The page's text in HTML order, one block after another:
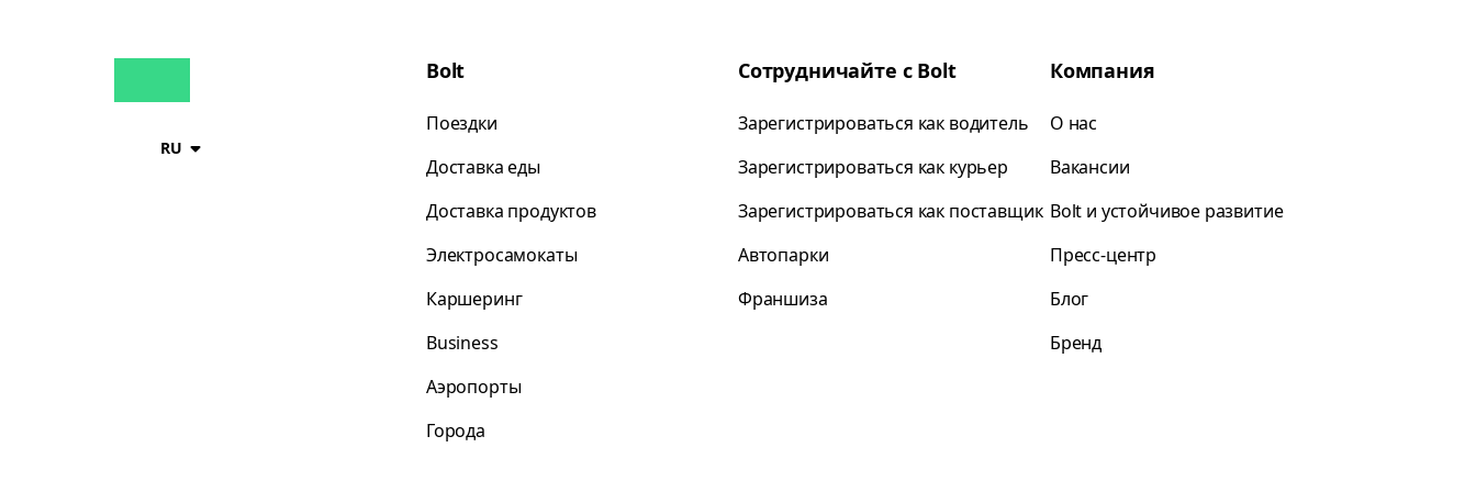
RU
Bolt
Поездки
Доставка еды
Доставка продуктов
Электросамокаты
Каршеринг
Business
Аэропорты
Города
Сотрудничайте с Bolt
Зарегистрироваться как водитель
Зарегистрироваться как курьер
Зарегистрироваться как поставщик
Автопарки
Франшиза
Компания
О нас
Вакансии
Bolt и устойчивое развитие
Пресс-центр
Блог
Бренд